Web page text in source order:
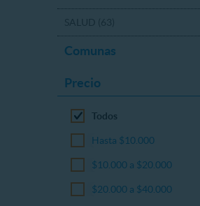
Comunas
Precio
Todos
Hasta $10.000
$10.000 a $20.000
$20.000 a $40.000